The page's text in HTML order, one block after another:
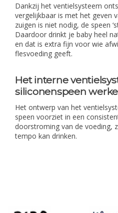
Dankzij het ventielsysteem
vergelijkbaar is met het geven
zuigen is niet nodig, de speen
Daardoor drinkt je baby heel
en dat is extra fijn voor wie
flesvoeding geeft.
Het interne
siliconenspeen
Het ontwerp van het
speen voorziet in een
doorstroming van de voeding,
tempo kan drinken.